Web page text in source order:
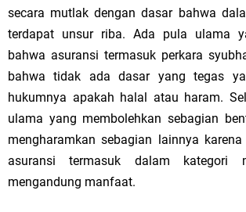
secara mutlak dengan dasar bahwa
terdapat unsur riba. Ada pula ulama
bahwa asuransi termasuk perkara
bahwa tidak ada dasar yang tegas
hukumnya apakah halal atau haram.
ulama yang membolehkan sebagian
mengharamkan sebagian lainnya
asuransi termasuk dalam kategori
mengandung manfaat.